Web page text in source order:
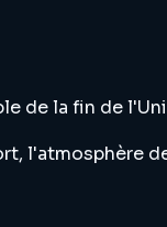
de la fin de